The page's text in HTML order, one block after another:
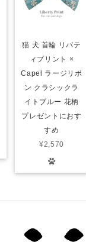
猫 犬 首輪 リバテ
ィプリント ×
Capel ラージリボ
ン クラシックラ
イトブルー 花柄
プレゼントにおす
すめ
¥2,570